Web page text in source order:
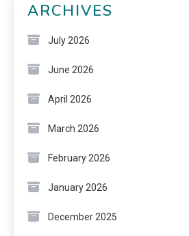
ARCHIVES
July 2026
June 2026
April 2026
March 2026
February 2026
January 2026
December 2025